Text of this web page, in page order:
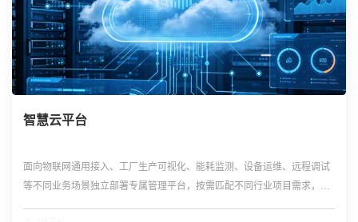
智慧云平台
面向物联网通用接入、工厂生产可视化、能耗监测、设备运维、远程调试
等不同业务场景独立部署专属管理平台，按需匹配不同行业项目需求，形